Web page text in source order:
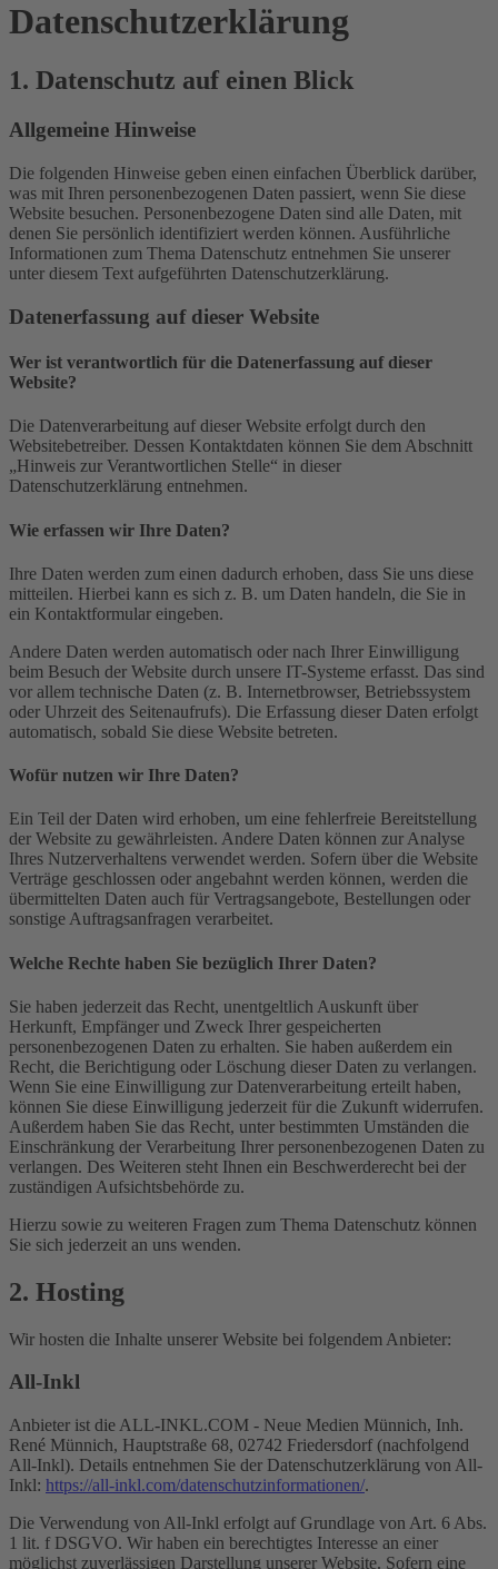
Datenschutz­erklärung
1. Datenschutz auf einen Blick
Allgemeine Hinweise
Die folgenden Hinweise geben einen einfachen Überblick darüber,
was mit Ihren personenbezogenen Daten passiert, wenn Sie diese
Website besuchen. Personenbezogene Daten sind alle Daten, mit
denen Sie persönlich identifiziert werden können. Ausführliche
Informationen zum Thema Datenschutz entnehmen Sie unserer
unter diesem Text aufgeführten Datenschutzerklärung.
Datenerfassung auf dieser Website
Wer ist verantwortlich für die Datenerfassung auf dieser
Website?
Die Datenverarbeitung auf dieser Website erfolgt durch den
Websitebetreiber. Dessen Kontaktdaten können Sie dem Abschnitt
„Hinweis zur Verantwortlichen Stelle“ in dieser
Datenschutzerklärung entnehmen.
Wie erfassen wir Ihre Daten?
Ihre Daten werden zum einen dadurch erhoben, dass Sie uns diese
mitteilen. Hierbei kann es sich z. B. um Daten handeln, die Sie in
ein Kontaktformular eingeben.
Andere Daten werden automatisch oder nach Ihrer Einwilligung
beim Besuch der Website durch unsere IT-Systeme erfasst. Das sind
vor allem technische Daten (z. B. Internetbrowser, Betriebssystem
oder Uhrzeit des Seitenaufrufs). Die Erfassung dieser Daten erfolgt
automatisch, sobald Sie diese Website betreten.
Wofür nutzen wir Ihre Daten?
Ein Teil der Daten wird erhoben, um eine fehlerfreie Bereitstellung
der Website zu gewährleisten. Andere Daten können zur Analyse
Ihres Nutzerverhaltens verwendet werden. Sofern über die Website
Verträge geschlossen oder angebahnt werden können, werden die
übermittelten Daten auch für Vertragsangebote, Bestellungen oder
sonstige Auftragsanfragen verarbeitet.
Welche Rechte haben Sie bezüglich Ihrer Daten?
Sie haben jederzeit das Recht, unentgeltlich Auskunft über
Herkunft, Empfänger und Zweck Ihrer gespeicherten
personenbezogenen Daten zu erhalten. Sie haben außerdem ein
Recht, die Berichtigung oder Löschung dieser Daten zu verlangen.
Wenn Sie eine Einwilligung zur Datenverarbeitung erteilt haben,
können Sie diese Einwilligung jederzeit für die Zukunft widerrufen.
Außerdem haben Sie das Recht, unter bestimmten Umständen die
Einschränkung der Verarbeitung Ihrer personenbezogenen Daten zu
verlangen. Des Weiteren steht Ihnen ein Beschwerderecht bei der
zuständigen Aufsichtsbehörde zu.
Hierzu sowie zu weiteren Fragen zum Thema Datenschutz können
Sie sich jederzeit an uns wenden.
2. Hosting
Wir hosten die Inhalte unserer Website bei folgendem Anbieter:
All-Inkl
Anbieter ist die ALL-INKL.COM - Neue Medien Münnich, Inh.
René Münnich, Hauptstraße 68, 02742 Friedersdorf (nachfolgend
All-Inkl). Details entnehmen Sie der Datenschutzerklärung von All-
Inkl: https://all-inkl.com/datenschutzinformationen/.
Die Verwendung von All-Inkl erfolgt auf Grundlage von Art. 6 Abs.
1 lit. f DSGVO. Wir haben ein berechtigtes Interesse an einer
möglichst zuverlässigen Darstellung unserer Website. Sofern eine